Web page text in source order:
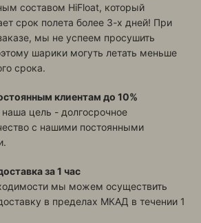
составом HiFloat, который
срок полета более 3-х дней! При
мы не успеем просушить
шарики могуть летать меньше
срока.
клиентам до 10%
цель - долгосрочное
с нашими постоянными
за 1 час
мы можем осуществить
в пределах МКАД в течении 1